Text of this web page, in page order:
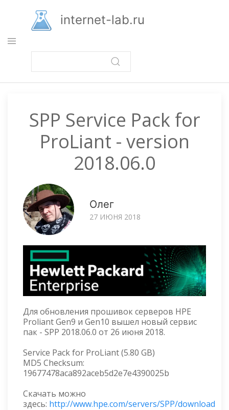
основному
содержанию
internet-lab.ru
SPP Service Pack for
ProLiant - version
2018.06.0
Олег
27 ИЮНЯ 2018
Для обновления прошивок серверов HPE
Proliant Gen9 и Gen10 вышел новый сервис
пак - SPP 2018.06.0 от 26 июня 2018.
Service Pack for ProLiant (5.80 GB)
MD5 Checksum:
19677478aca892aceb5d2e7e4390025b
Скачать можно
здесь: http://www.hpe.com/servers/SPP/download